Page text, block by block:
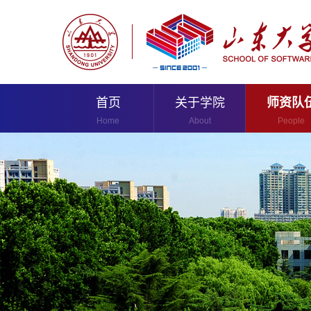
首页
Home
关于学院
About
师资队
People